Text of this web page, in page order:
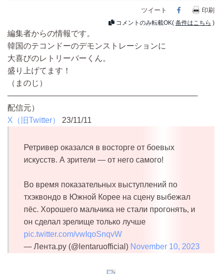
ツイート Facebook
印刷
コメントのみ転載OK( 条件はこちら )
編集者からの情報です。
韓国のテコンドーのデモンストレーションに
大喜びのレトリーバーくん。
盛り上げてます！
（まのじ）
————————————————————————
配信元）
X（旧Twitter）
23/11/11
Ретривер оказался в восторге от боевых
искусств. А зрители — от него самого!
Во время показательных выступлений по
тхэквондо в Южной Корее на сцену выбежал
пёс. Хорошего мальчика не стали прогонять, и
он сделал зрелище только лучше
pic.twitter.com/vwIqoSnqvW
— Лента.ру (@lentaruofficial) November 10, 2023